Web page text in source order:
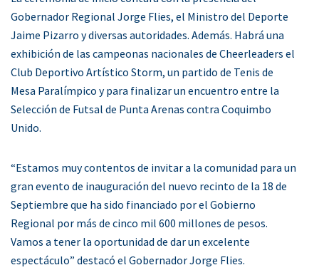
Gobernador Regional Jorge Flies, el Ministro del Deporte
Jaime Pizarro y diversas autoridades. Además. Habrá una
exhibición de las campeonas nacionales de Cheerleaders el
Club Deportivo Artístico Storm, un partido de Tenis de
Mesa Paralímpico y para finalizar un encuentro entre la
Selección de Futsal de Punta Arenas contra Coquimbo
Unido.
“Estamos muy contentos de invitar a la comunidad para un
gran evento de inauguración del nuevo recinto de la 18 de
Septiembre que ha sido financiado por el Gobierno
Regional por más de cinco mil 600 millones de pesos.
Vamos a tener la oportunidad de dar un excelente
espectáculo” destacó el Gobernador Jorge Flies.